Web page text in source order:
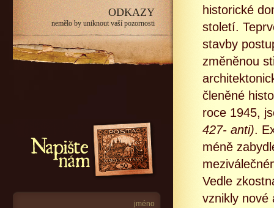
ODKAZY
nemělo by uniknout vaší pozornosti
historické
století.
stavby
změněnou
členěné
roce 1945,
427- anti).
méně
Vedle
vznikly